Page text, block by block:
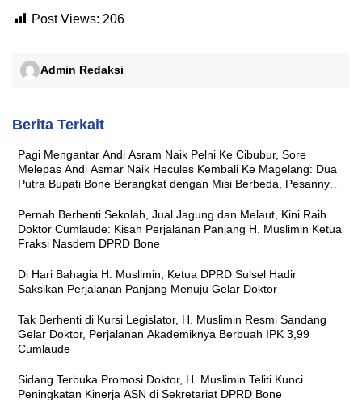
Post Views: 206
Admin Redaksi
Berita Terkait
Pagi Mengantar Andi Asram Naik Pelni Ke Cibubur, Sore
Melepas Andi Asmar Naik Hecules Kembali Ke Magelang: Dua
Putra Bupati Bone Berangkat dengan Misi Berbeda, Pesannya
Pernah Berhenti Sekolah, Jual Jagung dan Melaut, Kini Raih
Doktor Cumlaude: Kisah Perjalanan Panjang H. Muslimin Ketua
Fraksi Nasdem DPRD Bone
Di Hari Bahagia H. Muslimin, Ketua DPRD Sulsel Hadir
Saksikan Perjalanan Panjang Menuju Gelar Doktor
Tak Berhenti di Kursi Legislator, H. Muslimin Resmi Sandang
Gelar Doktor, Perjalanan Akademiknya Berbuah IPK 3,99
Cumlaude
Sidang Terbuka Promosi Doktor, H. Muslimin Teliti Kunci
Peningkatan Kinerja ASN di Sekretariat DPRD Bone